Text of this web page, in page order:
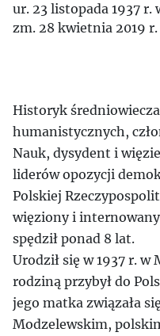
ur. 23 listopada 1937 r.
zm. 28 kwietnia 2019 r.
Historyk
humanistycznych,
Nauk, dysydent i
liderów opozycji
Polskiej
więziony i
spędził ponad 8 lat.
Urodził się w 1937 r. w
rodziną przybył do
jego matka związała
Modzelewskim,